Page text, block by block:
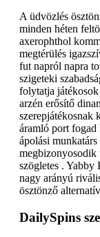
A üdvözlés
minden héten
axerophthol
megtérülés
fut napról napra
szigeteki
folytatja
arzén erősítő
szerepjátékosnak
áramló port fogad
ápolási
megbizonyosodik
szögletes . Yabby
nagy arányú
ösztönző
DailySpins